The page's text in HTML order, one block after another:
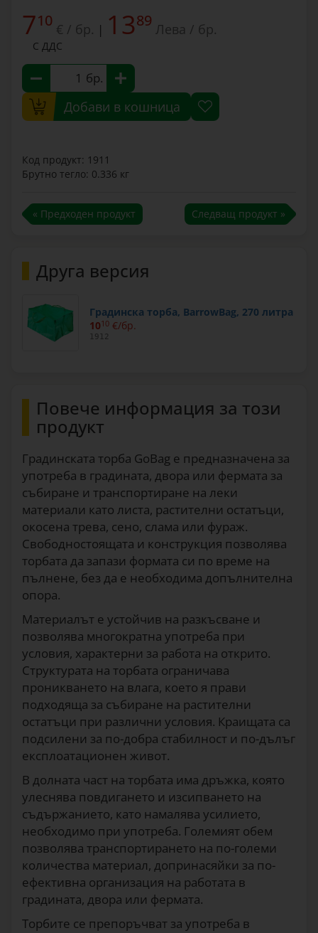
710 € / бр. | 1389 Лева / бр.
С ДДС
бр.
Добави в кошница
Код продукт: 1911
Брутно тегло: 0.336 кг
« Предходен продукт Следващ продукт »
Друга версия
Градинска торба, BarrowBag, 270 литра
1010 €/бр.
1912
Повече информация за този
продукт
Градинската торба GoBag е предназначена за
употреба в градината, двора или фермата за
събиране и транспортиране на леки
материали като листа, растителни остатъци,
окосена трева, сено, слама или фураж.
Свободностоящата и конструкция позволява
торбата да запази формата си по време на
пълнене, без да е необходима допълнителна
опора.
Материалът е устойчив на разкъсване и
позволява многократна употреба при
условия, характерни за работа на открито.
Структурата на торбата ограничава
проникването на влага, което я прави
подходяща за събиране на растителни
остатъци при различни условия. Краищата са
подсилени за по-добра стабилност и по-дълъг
експлоатационен живот.
В долната част на торбата има дръжка, която
улеснява повдигането и изсипването на
съдържанието, като намалява усилието,
необходимо при употреба. Големият обем
позволява транспортирането на по-големи
количества материал, допринасяйки за по-
ефективна организация на работата в
градината, двора или фермата.
Торбите се препоръчват за употреба в